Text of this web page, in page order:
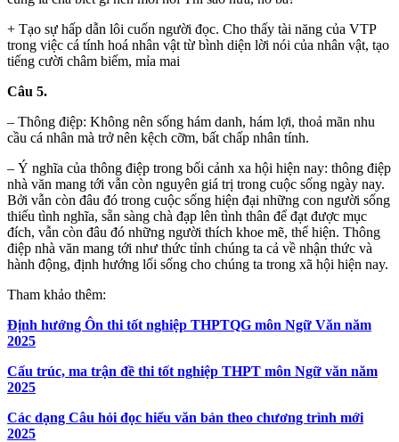
+ Tạo sự hấp dẫn lôi cuốn người đọc. Cho thấy tài năng của VTP
trong việc cá tính hoá nhân vật từ bình diện lời nói của nhân vật, tạo
tiếng cười châm biếm, mỉa mai
Câu 5.
– Thông điệp: Không nên sống hám danh, hám lợi, thoả mãn nhu
cầu cá nhân mà trở nên kệch cỡm, bất chấp nhân tính.
– Ý nghĩa của thông điệp trong bối cảnh xa hội hiện nay: thông điệp
nhà văn mang tới vẫn còn nguyên giá trị trong cuộc sống ngày nay.
Bởi vẫn còn đâu đó trong cuộc sống hiện đại những con người sống
thiếu tình nghĩa, sẵn sàng chà đạp lên tình thân để đạt được mục
đích, vẫn còn đâu đó những người thích khoe mẽ, thể hiện. Thông
điệp nhà văn mang tới như thức tỉnh chúng ta cả về nhận thức và
hành động, định hướng lối sống cho chúng ta trong xã hội hiện nay.
Tham khảo thêm:
Định hướng Ôn thi tốt nghiệp THPTQG môn Ngữ Văn năm
2025
Cấu trúc, ma trận đề thi tốt nghiệp THPT môn Ngữ văn năm
2025
Các dạng Câu hỏi đọc hiểu văn bản theo chương trình mới
2025